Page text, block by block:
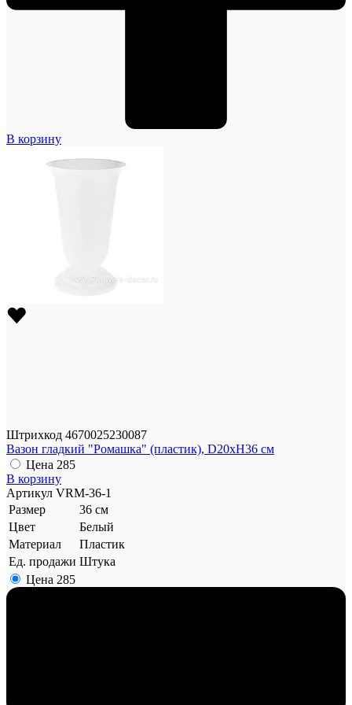
В корзину
Штрихкод 4670025230087
Вазон гладкий "Ромашка" (пластик), D20xH36 см
Цена 285
В корзину
Артикул VRM-36-1
Размер
36 см
Цвет
Белый
Материал
Пластик
Ед. продажи Штука
Цена 285